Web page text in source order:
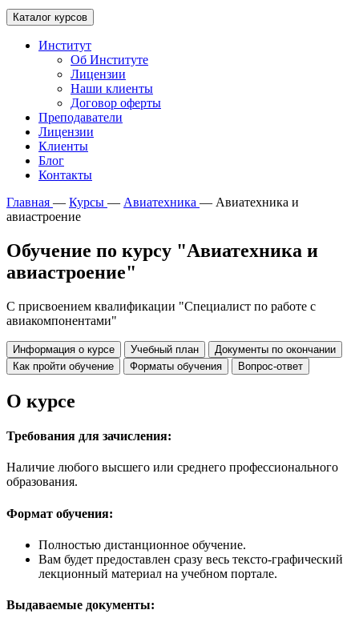
Каталог курсов
Институт
Об Институте
Лицензии
Наши клиенты
Договор оферты
Преподаватели
Лицензии
Клиенты
Блог
Контакты
Главная — Курсы — Авиатехника — Авиатехника и
авиастроение
Обучение по курсу "Авиатехника и
авиастроение"
С присвоением квалификации "Специалист по работе с
авиакомпонентами"
Информация о курсе Учебный план
Документы по окончании
Как пройти обучение
Форматы обучения Вопрос-ответ
О курсе
Требования для зачисления:
Наличие любого высшего или среднего профессионального
образования.
Формат обучения:
Полностью дистанционное обучение.
Вам будет предоставлен сразу весь тексто-графический
лекционный материал на учебном портале.
Выдаваемые документы: